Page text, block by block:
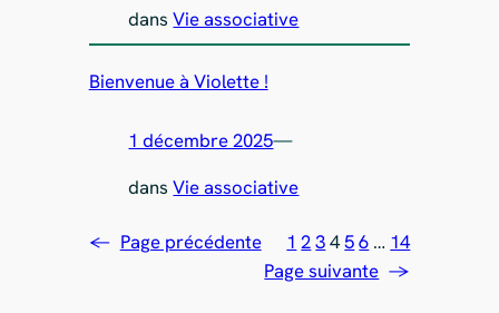
dansVie associative
Bienvenue à Violette !
1 décembre 2025—
dansVie associative
← Page précédente 1 23456 … 14
Page suivante →